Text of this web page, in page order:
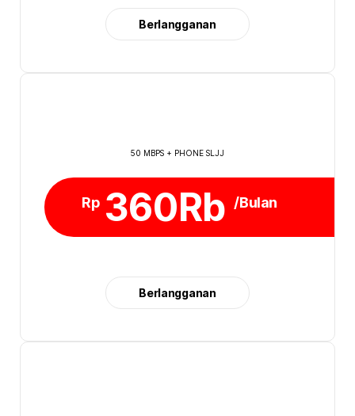
Berlangganan
50 MBPS + PHONE SLJJ
Rp 360Rb /Bulan
Berlangganan